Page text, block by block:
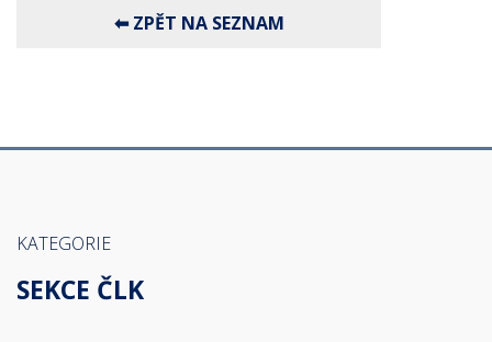
KATEGORIE
SEKCE ČLK